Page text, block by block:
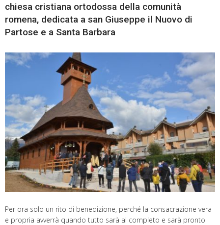
chiesa cristiana ortodossa della comunità
romena, dedicata a san Giuseppe il Nuovo di
Partose e a Santa Barbara
Per ora solo un rito di benedizione, perché la consacrazione vera
e propria avverrà quando tutto sarà al completo e sarà pronto